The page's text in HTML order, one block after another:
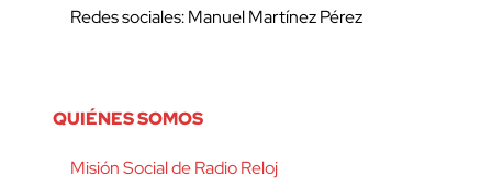
Redes sociales: Manuel Martínez Pérez
QUIÉNES SOMOS
Misión Social de Radio Reloj